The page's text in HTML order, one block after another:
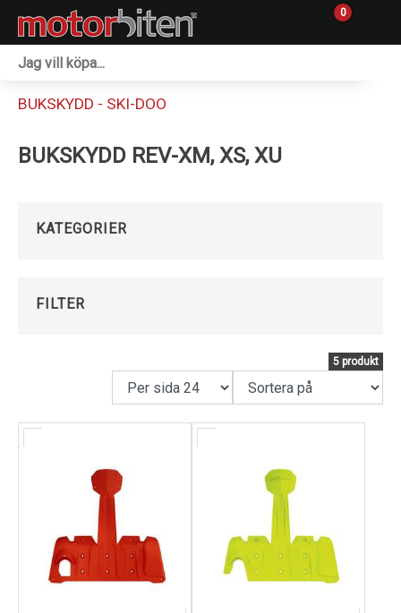
0
Kundservice
BUKSKYDD - SKI-DOO
BUKSKYDD REV-XM, XS, XU
KATEGORIER
FILTER
5 produkt